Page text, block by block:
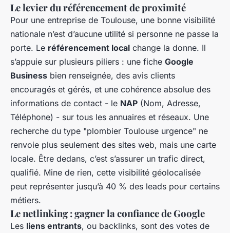
Le levier du référencement de proximité
Pour une entreprise de Toulouse, une bonne visibilité
nationale n’est d’aucune utilité si personne ne passe la
porte. Le référencement local change la donne. Il
s’appuie sur plusieurs piliers : une fiche Google
Business bien renseignée, des avis clients
encouragés et gérés, et une cohérence absolue des
informations de contact - le NAP (Nom, Adresse,
Téléphone) - sur tous les annuaires et réseaux. Une
recherche du type "plombier Toulouse urgence" ne
renvoie plus seulement des sites web, mais une carte
locale. Être dedans, c’est s’assurer un trafic direct,
qualifié. Mine de rien, cette visibilité géolocalisée
peut représenter jusqu’à 40 % des leads pour certains
métiers.
Le netlinking : gagner la confiance de Google
Les liens entrants, ou backlinks, sont des votes de